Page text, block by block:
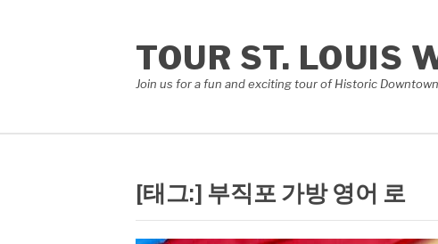
TOUR ST. LOUIS
Join us for a fun and exciting tour of Historic
[태그:] 부직포 가방 영어 로